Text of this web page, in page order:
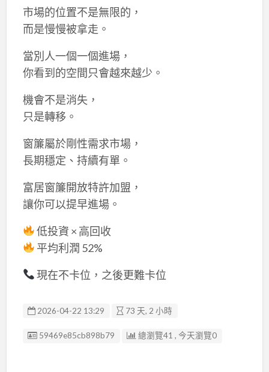
市場的位置不是無限的，
而是慢慢被拿走。
當別人一個一個進場，
你看到的空間只會越來越少。
機會不是消失，
只是轉移。
窗簾屬於剛性需求市場，
長期穩定、持續有單。
富居窗簾開放特許加盟，
讓你可以提早進場。
低投資 × 高回收
平均利潤 52%
現在不卡位，之後更難卡位
2026-04-22 13:29 73 天, 2 小時
廣告编號
59469e85cb898b79 總瀏覽41 , 今天瀏覽0